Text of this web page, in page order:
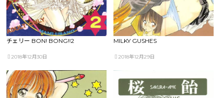
チェリー BON! BONG!!2
2018年12月30日
MILKY GUSHES
2018年12月29日